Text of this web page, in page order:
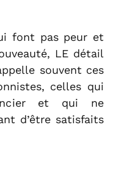
font pas peur et
LE détail
souvent ces
celles qui
et qui ne
d’être satisfaits